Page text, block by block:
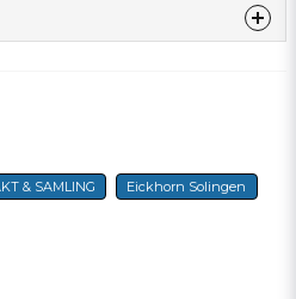
& SAMLING Eickhorn Solingen